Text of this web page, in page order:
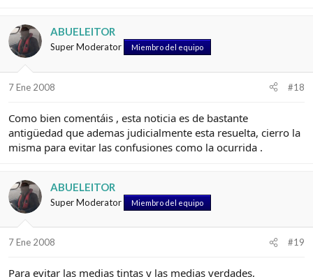
ABUELEITOR
Super Moderator Miembro del equipo
7 Ene 2008 #18
Como bien comentáis , esta noticia es de bastante
antigüedad que ademas judicialmente esta resuelta, cierro la
misma para evitar las confusiones como la ocurrida .
ABUELEITOR
Super Moderator Miembro del equipo
7 Ene 2008 #19
Para evitar las medias tintas y las medias verdades,